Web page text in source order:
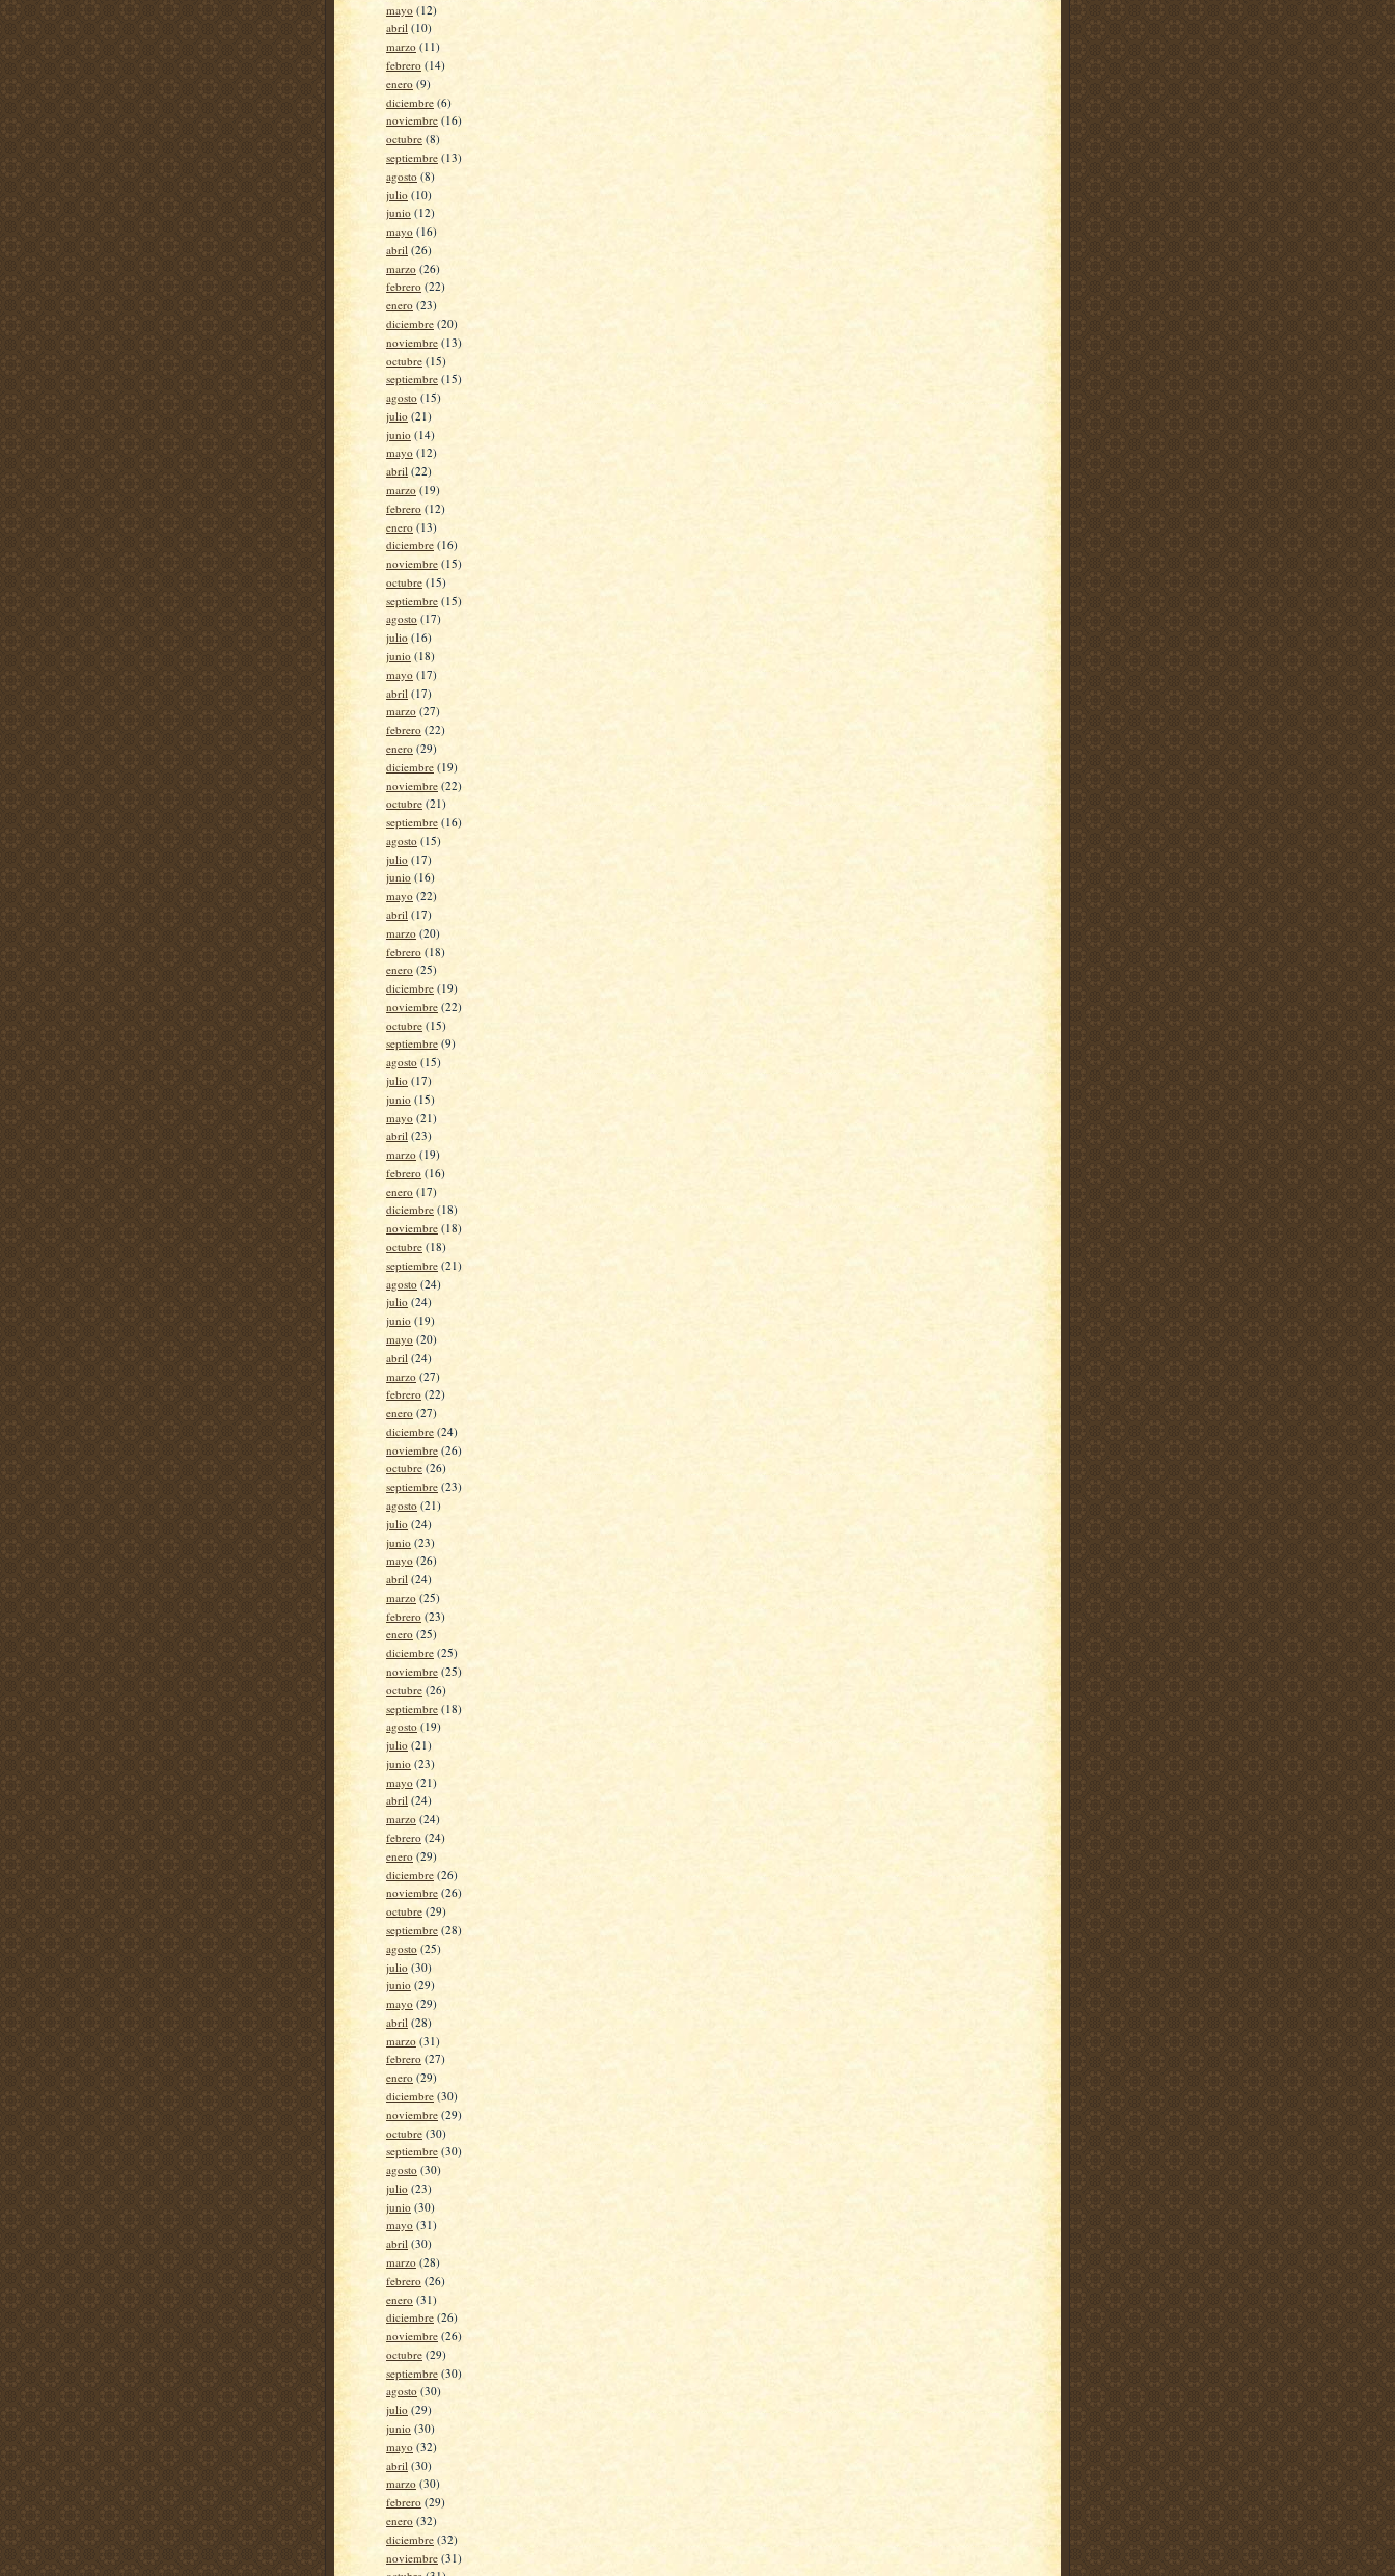
mayo (12)
abril (10)
marzo (11)
febrero (14)
enero (9)
diciembre (6)
noviembre (16)
octubre (8)
septiembre (13)
agosto (8)
julio (10)
junio (12)
mayo (16)
abril (26)
marzo (26)
febrero (22)
enero (23)
diciembre (20)
noviembre (13)
octubre (15)
septiembre (15)
agosto (15)
julio (21)
junio (14)
mayo (12)
abril (22)
marzo (19)
febrero (12)
enero (13)
diciembre (16)
noviembre (15)
octubre (15)
septiembre (15)
agosto (17)
julio (16)
junio (18)
mayo (17)
abril (17)
marzo (27)
febrero (22)
enero (29)
diciembre (19)
noviembre (22)
octubre (21)
septiembre (16)
agosto (15)
julio (17)
junio (16)
mayo (22)
abril (17)
marzo (20)
febrero (18)
enero (25)
diciembre (19)
noviembre (22)
octubre (15)
septiembre (9)
agosto (15)
julio (17)
junio (15)
mayo (21)
abril (23)
marzo (19)
febrero (16)
enero (17)
diciembre (18)
noviembre (18)
octubre (18)
septiembre (21)
agosto (24)
julio (24)
junio (19)
mayo (20)
abril (24)
marzo (27)
febrero (22)
enero (27)
diciembre (24)
noviembre (26)
octubre (26)
septiembre (23)
agosto (21)
julio (24)
junio (23)
mayo (26)
abril (24)
marzo (25)
febrero (23)
enero (25)
diciembre (25)
noviembre (25)
octubre (26)
septiembre (18)
agosto (19)
julio (21)
junio (23)
mayo (21)
abril (24)
marzo (24)
febrero (24)
enero (29)
diciembre (26)
noviembre (26)
octubre (29)
septiembre (28)
agosto (25)
julio (30)
junio (29)
mayo (29)
abril (28)
marzo (31)
febrero (27)
enero (29)
diciembre (30)
noviembre (29)
octubre (30)
septiembre (30)
agosto (30)
julio (23)
junio (30)
mayo (31)
abril (30)
marzo (28)
febrero (26)
enero (31)
diciembre (26)
noviembre (26)
octubre (29)
septiembre (30)
agosto (30)
julio (29)
junio (30)
mayo (32)
abril (30)
marzo (30)
febrero (29)
enero (32)
diciembre (32)
noviembre (31)